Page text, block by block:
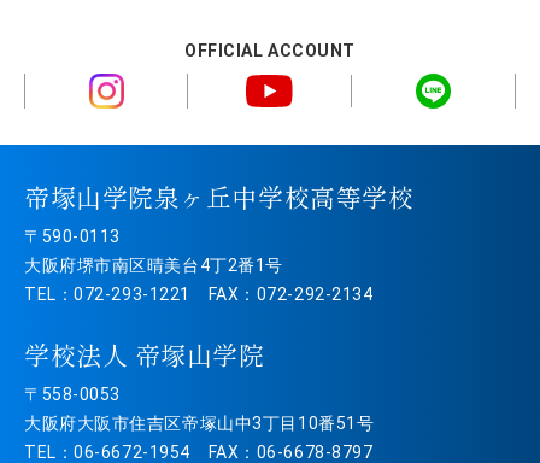
OFFICIAL ACCOUNT
帝塚山学院泉ヶ丘中学校高等学校
〒590-0113
大阪府堺市南区晴美台4丁2番1号
TEL：072-293-1221 FAX：072-292-2134
学校法人 帝塚山学院
〒558-0053
大阪府大阪市住吉区帝塚山中3丁目10番51号
TEL：06-6672-1954 FAX：06-6678-8797